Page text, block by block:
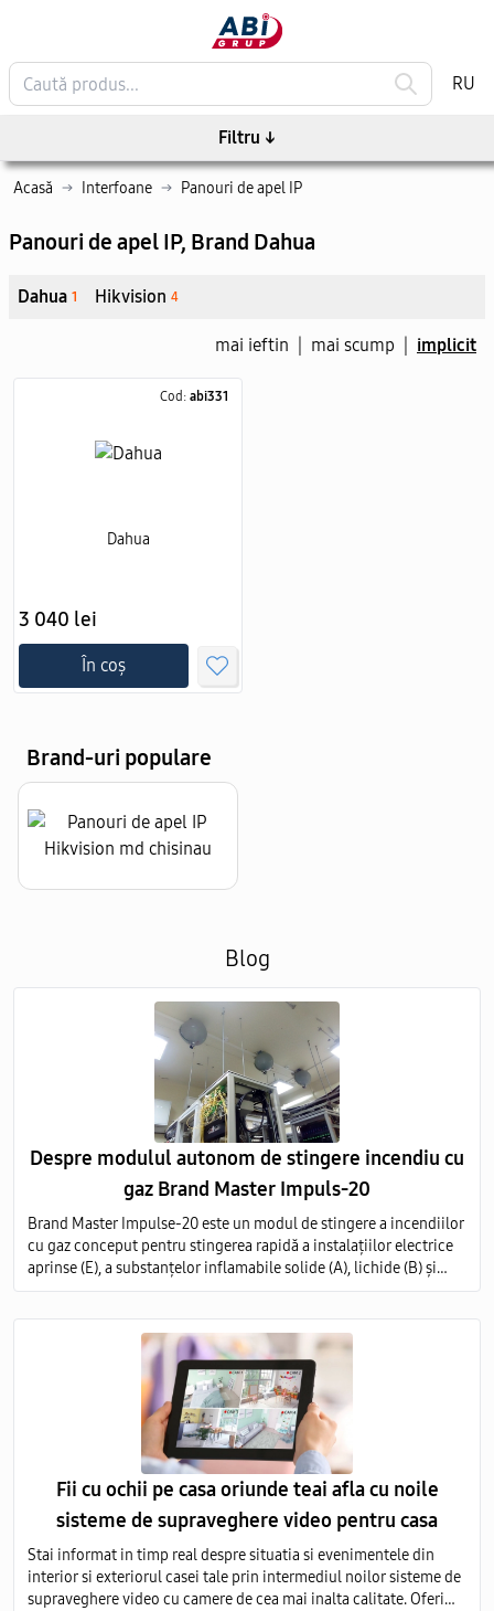
RU
Acasă → Interfoane → Panouri de apel IP
Panouri de apel IP, Brand Dahua
Dahua 1 Hikvision 4
mai ieftin mai scump implicit
Cod: abi331
Dahua
3 040 lei
În coș
Filtru ↓
Brand-uri populare
Blog
Despre modulul autonom de stingere incendiu cu
gaz Brand Master Impuls-20
Brand Master Impulse-20 este un modul de stingere a incendiilor
cu gaz conceput pentru stingerea rapidă a instalațiilor electrice
aprinse (E), a substanțelor inflamabile solide (A), lichide (B) și
gazoase (C) pe întregul volum al obiectului protejat.
Fii cu ochii pe casa oriunde teai afla cu noile
sisteme de supraveghere video pentru casa
Stai informat in timp real despre situatia si evenimentele din
interior si exteriorul casei tale prin intermediul noilor sisteme de
supraveghere video cu camere de cea mai inalta calitate. Oferim